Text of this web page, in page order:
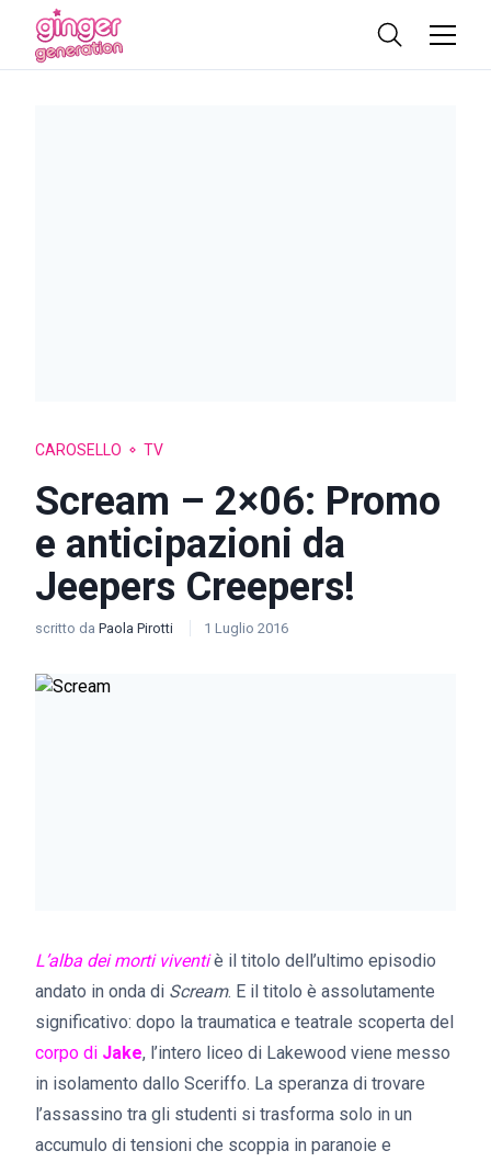
CAROSELLO TV
Scream – 2×06: Promo
e anticipazioni da
Jeepers Creepers!
scritto da Paola Pirotti 1 Luglio 2016
L’alba dei morti viventiè il titolo dell’ultimo episodio
andato in onda di Scream. E il titolo è assolutamente
significativo: dopo la traumatica e teatrale scoperta del
corpo di Jake, l’intero liceo di Lakewood viene messo
in isolamento dallo Sceriffo. La speranza di trovare
l’assassino tra gli studenti si trasforma solo in un
accumulo di tensioni che scoppia in paranoie e